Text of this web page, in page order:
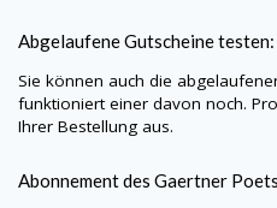
Abgelaufene Gutscheine testen:
Sie können auch die
funktioniert einer davon noch.
Ihrer Bestellung aus.
Abonnement des Gaertner